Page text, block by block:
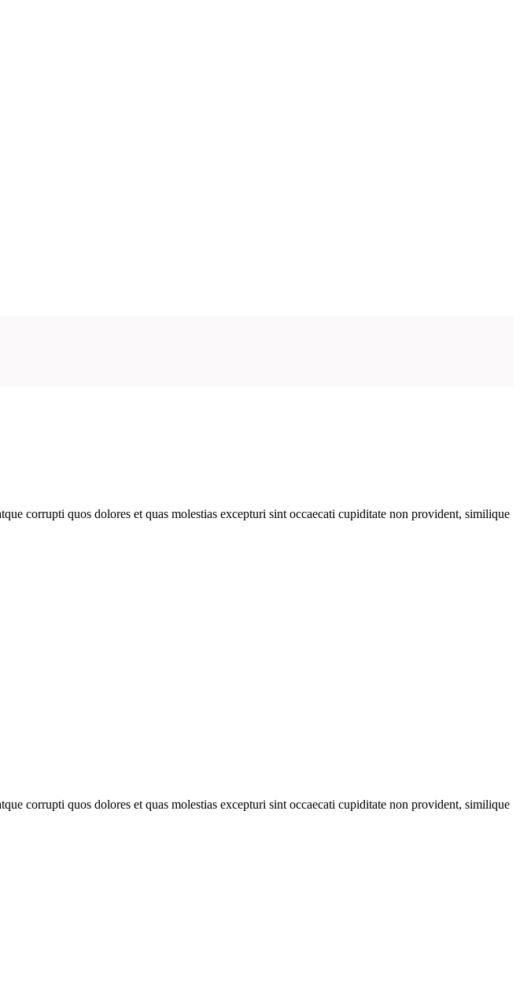
corrupti quos dolores et quas molestias excepturi sint occaecati cupiditate non provident, similique
corrupti quos dolores et quas molestias excepturi sint occaecati cupiditate non provident, similique